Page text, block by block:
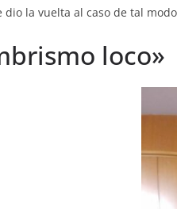
dio la vuelta al caso de tal
loco»